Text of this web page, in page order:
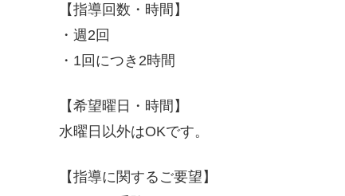
【指導回数・時間】
・週2回
・1回につき2時間
【希望曜日・時間】
水曜日以外はOKです。
【指導に関するご要望】